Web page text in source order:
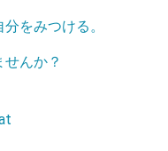
をみつける。
んか？